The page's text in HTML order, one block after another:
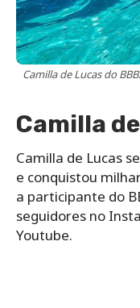
Camilla de Lucas do
Camilla
Camilla de Lucas
e conquistou
a participante do
seguidores no
Youtube.